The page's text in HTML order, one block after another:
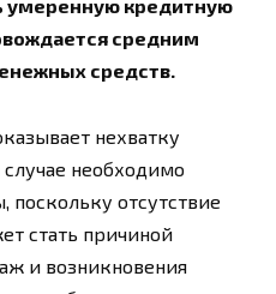
умеренную кредитную
средним
средств.
нехватку
необходимо
отсутствие
стать причиной
и возникновения